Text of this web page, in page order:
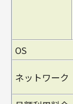
OS
ネットワーク